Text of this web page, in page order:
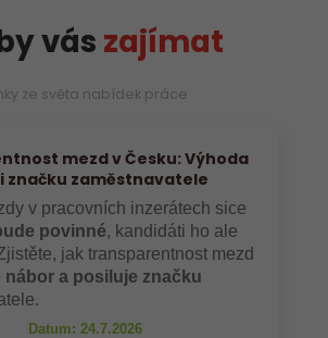
vás zajímat
ze světa nabídek práce
mezd v Česku: Výhoda
značku zaměstnavatele
v pracovních inzerátech sice
povinné, kandidáti ho ale
jak transparentnost mezd
nábor a posiluje značku
Datum: 24.7.2026